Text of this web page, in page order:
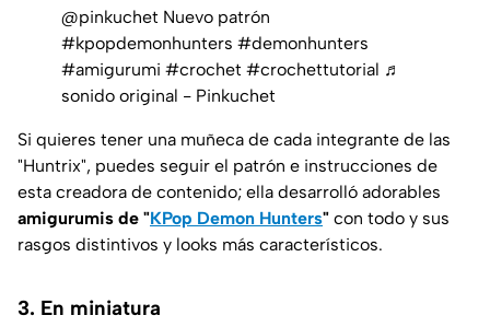
@pinkuchet Nuevo patrón
#kpopdemonhunters #demonhunters
#amigurumi #crochet #crochettutorial ♬
sonido original - Pinkuchet
Si quieres tener una muñeca de cada integrante de las
"Huntrix", puedes seguir el patrón e instrucciones de
esta creadora de contenido; ella desarrolló adorables
amigurumis de "KPop Demon Hunters" con todo y sus
rasgos distintivos y looks más característicos.
3. En miniatura